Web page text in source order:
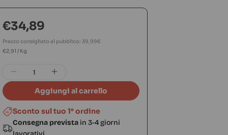
per aggiungerlo al carrello
all'uso Pup Ice 90 gr per aggiungerlo al carrello
Borraccia accessoriata di ciotole inocrporate Aquacrok da
Prezzo
normale
€34,89
Prezzo consigliato al pubblico: 39,99€
PREZZO
UNITARIO
€2,91 / Per
Kg
Diminuisci la quantità per Schesir Dog
Aumenta la quantità per Schesir
Aggiungi al carrello
Sconto sul tuo 1° ordine
Consegna previstain 3-4 giorni